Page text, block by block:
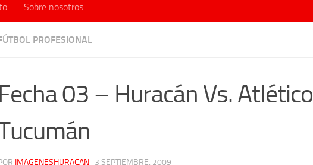
Sobre nosotros
PROFESIONAL
Fecha 03 – Huracán Vs. Atlético
IMAGENESHURACAN · 3 SEPTIEMBRE, 2009